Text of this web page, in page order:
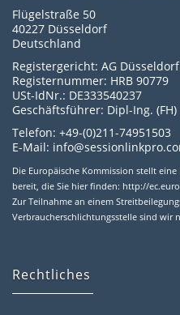
Flügelstraße 50
40227 Düsseldorf
Deutschland
Registergericht: AG Düsseldorf
Registernummer: HRB 90779
USt-IdNr.: DE333540237
Geschäftsführer: Dipl-Ing.
Telefon: +49-(0)211-74951503
E-Mail:
Die Europäische Kommission stellt
bereit, die Sie hier finden: http://
Zur Teilnahme an einem
Verbraucherschlichtungsstelle sind
Rechtliches